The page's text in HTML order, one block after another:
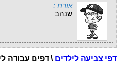
אורח :
שנהב
דפי צביעה לילדים \ דפים עבודה